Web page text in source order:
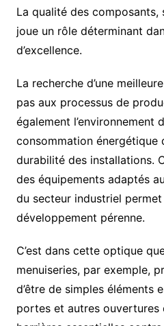
La qualité des composants,
joue un rôle déterminant
d’excellence.
La recherche d’une
pas aux processus de
également l’environnement
consommation énergétique
durabilité des installations.
des équipements adaptés
du secteur industriel permet
développement pérenne.
C’est dans cette optique
menuiseries, par exemple,
d’être de simples éléments
portes et autres ouvertures